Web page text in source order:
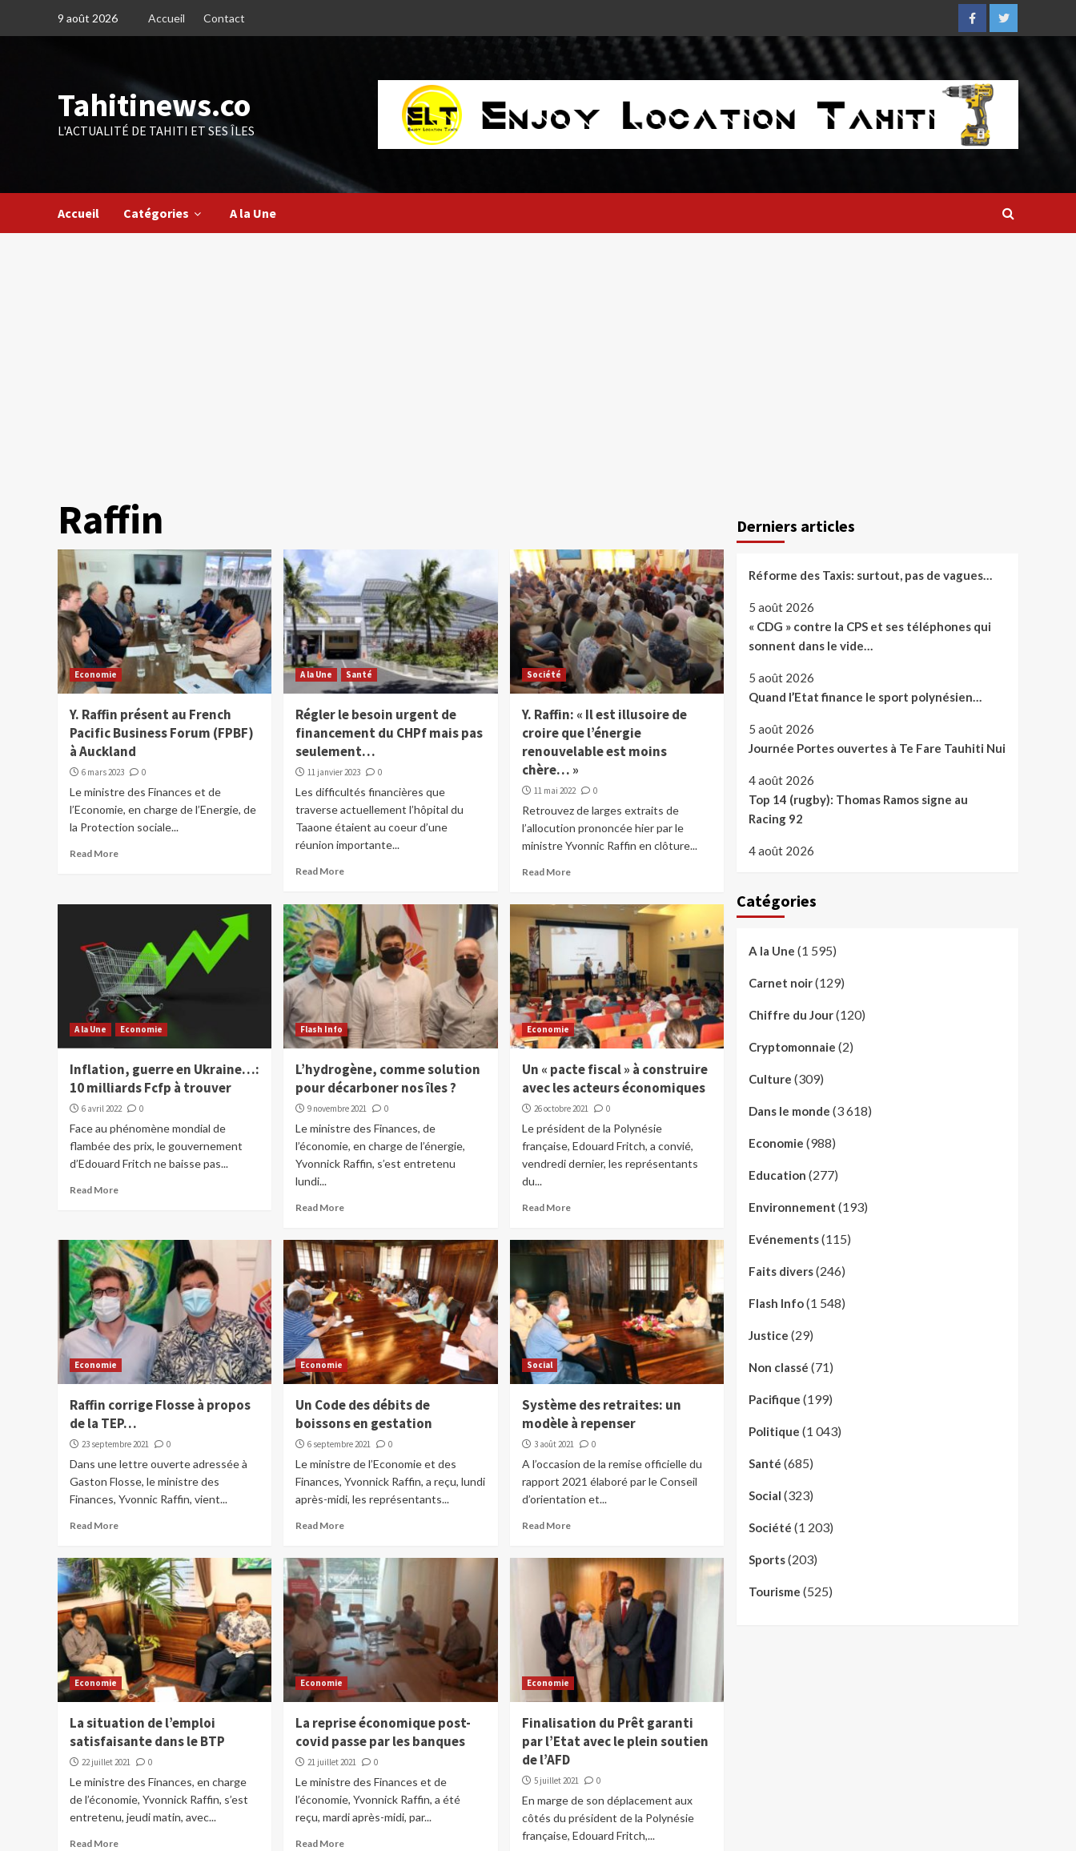
9 août 2026 Accueil Contact
FacebookTwitter
Tahitinews.co
L'ACTUALITÉ DE TAHITI ET SES ÎLES
Accueil Catégories A la Une
Raffin
Economie
Y. Raffin présent au French
Pacific Business Forum (FPBF)
à Auckland
6 mars 2023 0
Le ministre des Finances et de
l’Economie, en charge de l’Energie, de
la Protection sociale...
Read More
A la Une Santé
Régler le besoin urgent de
financement du CHPf mais pas
seulement…
11 janvier 2023 0
Les difficultés financières que
traverse actuellement l’hôpital du
Taaone étaient au coeur d’une
réunion importante...
Read More
Société
Y. Raffin: « Il est illusoire de
croire que l’énergie
renouvelable est moins
chère… »
11 mai 2022 0
Retrouvez de larges extraits de
l’allocution prononcée hier par le
ministre Yvonnic Raffin en clôture...
Read More
A la Une Economie
Inflation, guerre en Ukraine…:
10 milliards Fcfp à trouver
6 avril 2022 0
Face au phénomène mondial de
flambée des prix, le gouvernement
d’Edouard Fritch ne baisse pas...
Read More
Flash Info
L’hydrogène, comme solution
pour décarboner nos îles ?
9 novembre 2021 0
Le ministre des Finances, de
l’économie, en charge de l’énergie,
Yvonnick Raffin, s’est entretenu
lundi...
Read More
Economie
Un « pacte fiscal » à construire
avec les acteurs économiques
26 octobre 2021 0
Le président de la Polynésie
française, Edouard Fritch, a convié,
vendredi dernier, les représentants
du...
Read More
Economie
Raffin corrige Flosse à propos
de la TEP…
23 septembre 2021 0
Dans une lettre ouverte adressée à
Gaston Flosse, le ministre des
Finances, Yvonnic Raffin, vient...
Read More
Economie
Un Code des débits de
boissons en gestation
6 septembre 2021 0
Le ministre de l’Economie et des
Finances, Yvonnick Raffin, a reçu, lundi
après-midi, les représentants...
Read More
Social
Système des retraites: un
modèle à repenser
3 août 2021 0
A l’occasion de la remise officielle du
rapport 2021 élaboré par le Conseil
d’orientation et...
Read More
Economie
La situation de l’emploi
satisfaisante dans le BTP
22 juillet 2021 0
Le ministre des Finances, en charge
de l’économie, Yvonnick Raffin, s’est
entretenu, jeudi matin, avec...
Read More
Economie
La reprise économique post-
covid passe par les banques
21 juillet 2021 0
Le ministre des Finances et de
l’économie, Yvonnick Raffin, a été
reçu, mardi après-midi, par...
Read More
Economie
Finalisation du Prêt garanti
par l’Etat avec le plein soutien
de l’AFD
5 juillet 2021 0
En marge de son déplacement aux
côtés du président de la Polynésie
française, Edouard Fritch,...
Derniers articles
Réforme des Taxis: surtout, pas de vagues…
5 août 2026
« CDG » contre la CPS et ses téléphones qui
sonnent dans le vide…
5 août 2026
Quand l’Etat finance le sport polynésien…
5 août 2026
Journée Portes ouvertes à Te Fare Tauhiti Nui
4 août 2026
Top 14 (rugby): Thomas Ramos signe au
Racing 92
4 août 2026
Catégories
A la Une (1 595)
Carnet noir(129)
Chiffre du Jour(120)
Cryptomonnaie (2)
Culture (309)
Dans le monde (3 618)
Economie (988)
Education (277)
Environnement (193)
Evénements(115)
Faits divers(246)
Flash Info(1 548)
Justice (29)
Non classé (71)
Pacifique (199)
Politique (1 043)
Santé (685)
Social (323)
Société (1 203)
Sports(203)
Tourisme (525)